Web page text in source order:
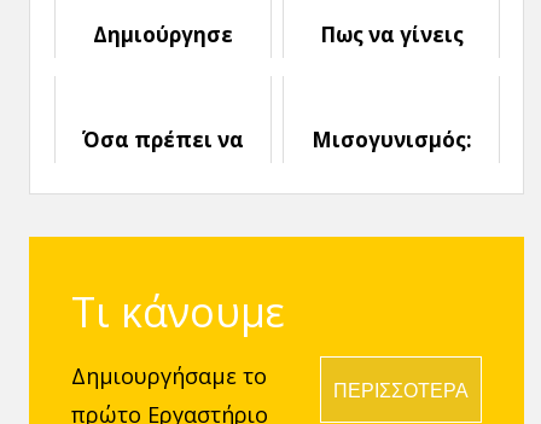
Συμβουλές
Δημιούργησε
Πως να γίνεις
Όσα πρέπει να
Νιώθεις πως
Μισογυνισμός:
Αντιμετώπισης
Τι κάνουμε
ΠΕΡΙΣΣΟΤΕΡΑ
Δημιουργήσαμε το
πρώτο Εργαστήριο